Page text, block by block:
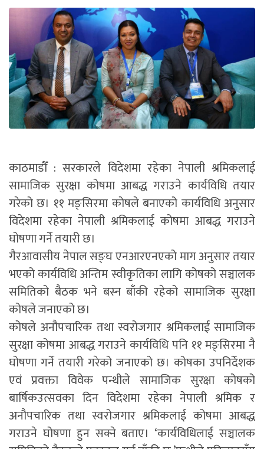
काठमाडौँ : सरकारले विदेशमा रहेका नेपाली श्रमिकलाई
सामाजिक सुरक्षा कोषमा आबद्ध गराउने कार्यविधि तयार
गरेको छ। ११ मङ्सिरमा काेषले बनाएको कार्यविधि अनुसार
विदेशमा रहेका नेपाली श्रमिकलाई कोषमा आबद्ध गराउने
घोषणा गर्ने तयारी छ।
गैरआवासीय नेपाल सङ्घ एनआरएनएको माग अनुसार तयार
भएको कार्यविधि अन्तिम स्वीकृतिका लागि कोषको सञ्चालक
समितिको बैठक भने बस्न बाँकी रहेको सामाजिक सुरक्षा
कोषले जनाएको छ।
कोषले अनौपचारिक तथा स्वरोजगार श्रमिकलाई सामाजिक
सुरक्षा कोषमा आबद्ध गराउने कार्यविधि पनि ११ मङ्सिरमा नै
घोषणा गर्ने तयारी गरेको जनाएको छ। कोषका उपनिर्देशक
एवं प्रवक्ता विवेक पन्थीले सामाजिक सुरक्षा कोषको
बार्षिकउत्सवका दिन विदेशमा रहेका नेपाली श्रमिक र
अनौपचारिक तथा स्वरोजगार श्रमिकलाई कोषमा आबद्ध
गराउने घोषणा हुन सक्ने बताए। ‘कार्यविधिलाई सञ्चालक